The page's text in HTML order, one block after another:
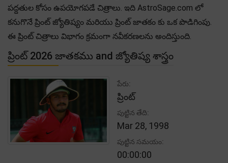
పద్దతుల కోసం ఉపయోగపడే చిత్రాలు. ఇది AstroSage.com లో
కనుగొనే ప్రింట్ జ్యోతిష్యం మరియు ప్రింట్ జాతకం కు ఒక పొడిగింపు.
ఈ ప్రింట్ చిత్రాలు విభాగం క్రమంగా నవీకరణలను అందిస్తుంది.
ప్రింట్ 2026 జాతకము and జ్యోతిష్య శాస్త్రం
పేరు:
ప్రింట్
పుట్టిన తేది:
Mar 28, 1998
పుట్టిన సమయం:
00:00:00